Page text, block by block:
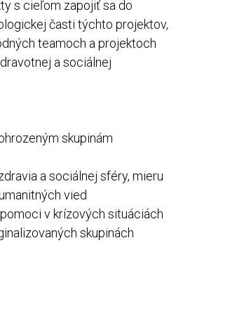
s cieľom zapojiť sa do
časti týchto projektov,
teamoch a projektoch
a sociálnej
skupinám
a sociálnej sféry, mieru
vied
v krízových situáciách
skupinách